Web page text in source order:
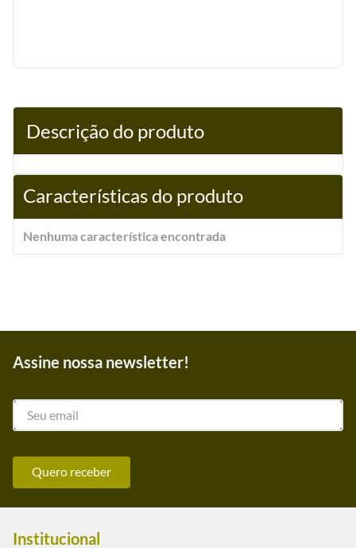
Descrição do produto
Características do produto
Nenhuma característica encontrada
Assine nossa newsletter!
Quero receber
Institucional